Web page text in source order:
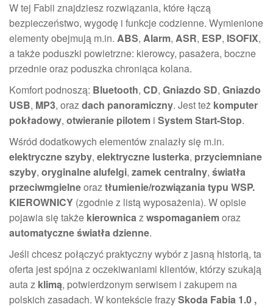
W tej Fabii znajdziesz rozwiązania, które łączą
bezpieczeństwo, wygodę i funkcje codzienne. Wymienione
elementy obejmują m.in. ABS, Alarm, ASR, ESP, ISOFIX,
a także poduszki powietrzne: kierowcy, pasażera, boczne
przednie oraz poduszka chroniąca kolana.
Komfort podnoszą: Bluetooth, CD, Gniazdo SD, Gniazdo
USB, MP3, orazdach panoramiczny. Jest też komputer
pokładowy, otwieranie pilotem i System Start-Stop.
Wśród dodatkowych elementów znalazły się m.in.
elektryczne szyby, elektryczne lusterka, przyciemniane
szyby, oryginalne alufelgi, zamek centralny, światła
przeciwmgielneoraztłumienie/rozwiązania typu WSP.
KIEROWNICY (zgodnie z listą wyposażenia). W opisie
pojawia się także kierownicazwspomaganiemoraz
automatyczne światła dzienne.
Jeśli chcesz połączyć praktyczny wybór z jasną historią, ta
oferta jest spójna z oczekiwaniami klientów, którzy szukają
auta z klimą, potwierdzonym serwisem i zakupem na
polskich zasadach. W kontekście frazySkoda Fabia 1.0 ,